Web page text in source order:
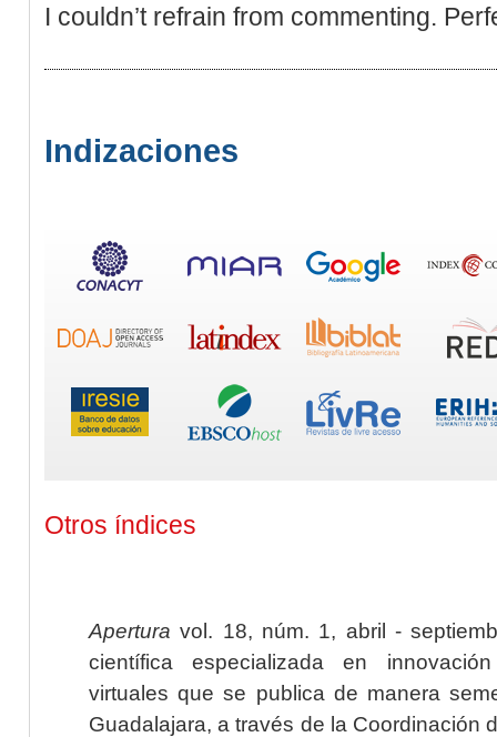
I couldn’t refrain from commenting.
Indizaciones
Otros índices
Apertura vol. 18, núm. 1, abril -
científica especializada en
virtuales que se publica de manera
Guadalajara, a través de la Coordinación